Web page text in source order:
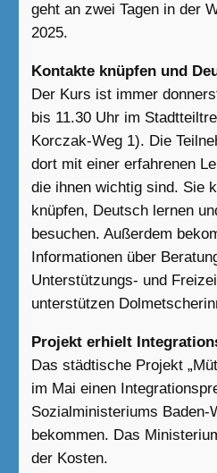
geht an zwei Tagen in der
2025.
Kontakte knüpfen und
Der Kurs ist immer
bis 11.30 Uhr im
Korczak-Weg 1). Die
dort mit einer erfahrenen
die ihnen wichtig sind. Sie
knüpfen, Deutsch lernen
besuchen. Außerdem
Informationen über
Unterstützungs- und
unterstützen
Projekt erhielt
Das städtische Projekt
im Mai einen
Sozialministeriums Baden-
bekommen. Das
der Kosten.